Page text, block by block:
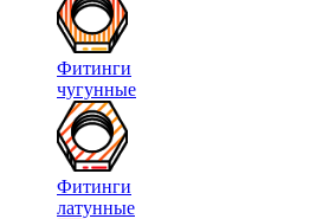
Фитинги
чугунные
Фитинги
латунные